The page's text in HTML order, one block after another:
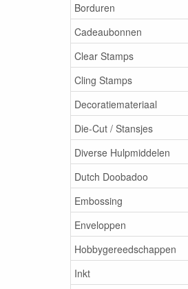
Borduren
Cadeaubonnen
Clear Stamps
Cling Stamps
Decoratiemateriaal
Die-Cut / Stansjes
Diverse Hulpmiddelen
Dutch Doobadoo
Embossing
Enveloppen
Hobbygereedschappen
Inkt